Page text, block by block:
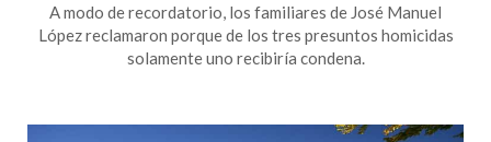
A modo de recordatorio, los familiares de José Manuel
López reclamaron porque de los tres presuntos homicidas
solamente uno recibiría condena.